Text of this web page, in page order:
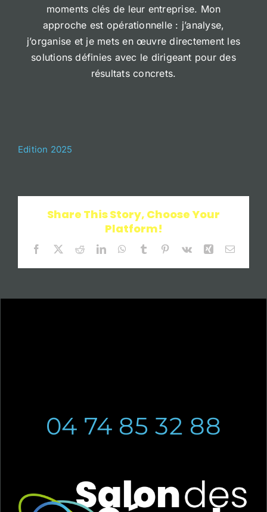
moments clés de leur entreprise. Mon
approche est opérationnelle : j’analyse,
j’organise et je mets en œuvre directement les
solutions définies avec le dirigeant pour des
résultats concrets.
Edition 2025
Share This Story, Choose Your
Platform!
Facebook
X RedditLinkedInWhatsApp
Tumblr Pinterest
Vk Xing Email
04 74 85 32 88